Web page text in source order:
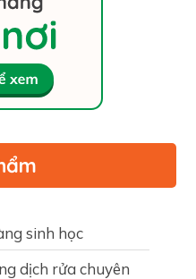
sinh học
dịch rửa chuyên